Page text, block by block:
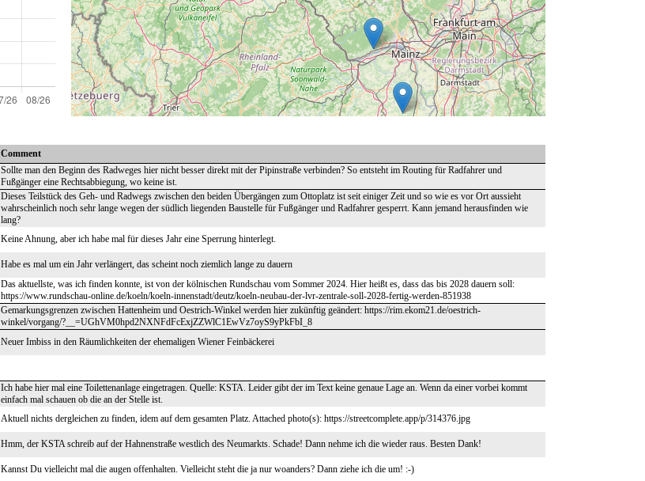
Comment
Sollte man den Beginn des Radweges hier nicht besser direkt mit der Pipinstraße verbinden? So entsteht im Routing für Radfahrer und
Fußgänger eine Rechtsabbiegung, wo keine ist.
Dieses Teilstück des Geh- und Radwegs zwischen den beiden Übergängen zum Ottoplatz ist seit einiger Zeit und so wie es vor Ort aussieht
wahrscheinlich noch sehr lange wegen der südlich liegenden Baustelle für Fußgänger und Radfahrer gesperrt. Kann jemand herausfinden wie
lang?
Keine Ahnung, aber ich habe mal für dieses Jahr eine Sperrung hinterlegt.
Habe es mal um ein Jahr verlängert, das scheint noch ziemlich lange zu dauern
Das aktuellste, was ich finden konnte, ist von der kölnischen Rundschau vom Sommer 2024. Hier heißt es, dass das bis 2028 dauern soll:
https://www.rundschau-online.de/koeln/koeln-innenstadt/deutz/koeln-neubau-der-lvr-zentrale-soll-2028-fertig-werden-851938
Gemarkungsgrenzen zwischen Hattenheim und Oestrich-Winkel werden hier zukünftig geändert: https://rim.ekom21.de/oestrich-
winkel/vorgang/?__=UGhVM0hpd2NXNFdFcExjZZWlC1EwVz7oyS9yPkFbI_8
Neuer Imbiss in den Räumlichkeiten der ehemaligen Wiener Feinbäckerei
Ich habe hier mal eine Toilettenanlage eingetragen. Quelle: KSTA. Leider gibt der im Text keine genaue Lage an. Wenn da einer vorbei kommt
einfach mal schauen ob die an der Stelle ist.
Aktuell nichts dergleichen zu finden, idem auf dem gesamten Platz. Attached photo(s): https://streetcomplete.app/p/314376.jpg
Hmm, der KSTA schreib auf der Hahnenstraße westlich des Neumarkts. Schade! Dann nehme ich die wieder raus. Besten Dank!
Kannst Du vielleicht mal die augen offenhalten. Vielleicht steht die ja nur woanders? Dann ziehe ich die um! :-)